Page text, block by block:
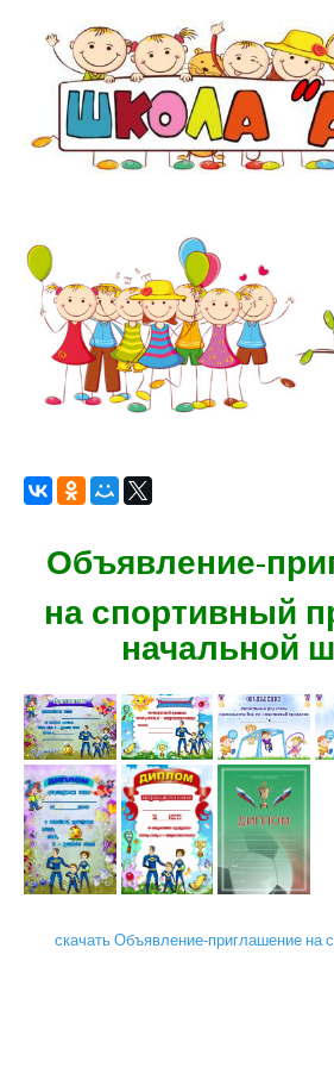
Объявление-
на спортивный
начальной
скачать Объявление-приглашение на